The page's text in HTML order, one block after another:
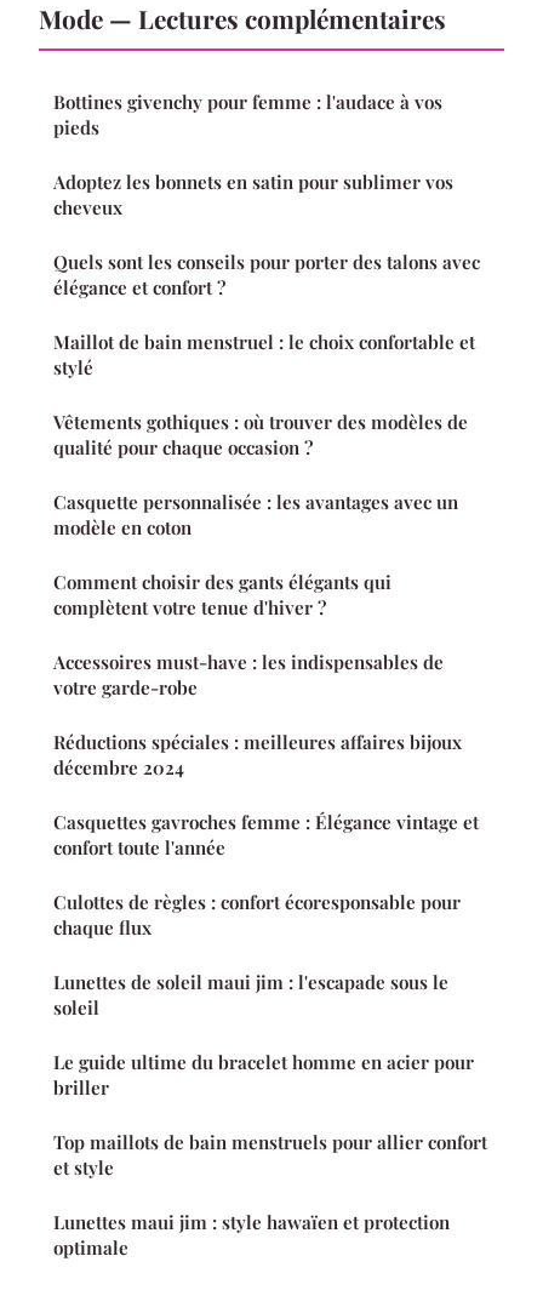
Mode — Lectures complémentaires
Bottines givenchy pour femme : l'audace à vos
pieds
Adoptez les bonnets en satin pour sublimer vos
cheveux
Quels sont les conseils pour porter des talons avec
élégance et confort ?
Maillot de bain menstruel : le choix confortable et
stylé
Vêtements gothiques : où trouver des modèles de
qualité pour chaque occasion ?
Casquette personnalisée : les avantages avec un
modèle en coton
Comment choisir des gants élégants qui
complètent votre tenue d'hiver ?
Accessoires must-have : les indispensables de
votre garde-robe
Réductions spéciales : meilleures affaires bijoux
décembre 2024
Casquettes gavroches femme : Élégance vintage et
confort toute l'année
Culottes de règles : confort écoresponsable pour
chaque flux
Lunettes de soleil maui jim : l'escapade sous le
soleil
Le guide ultime du bracelet homme en acier pour
briller
Top maillots de bain menstruels pour allier confort
et style
Lunettes maui jim : style hawaïen et protection
optimale